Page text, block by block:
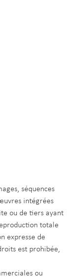
séquences
intégrées
ou de tiers ayant
totale
expresse de
est prohibée,
ou